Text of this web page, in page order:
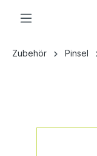
Zubehör Pinsel